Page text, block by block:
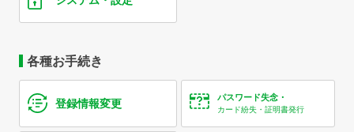
各種お手続き
登録情報変更 パスワード失念・
カード紛失・証明書発行